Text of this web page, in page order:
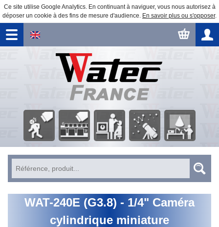
Ce site utilise Google Analytics. En continuant à naviguer, vous nous autorisez à
déposer un cookie à des fins de mesure d'audience. En savoir plus ou s'opposer.
Automatisme Éducation
WAT-240E (G3.8) - 1/4" Caméra
cylindrique miniature